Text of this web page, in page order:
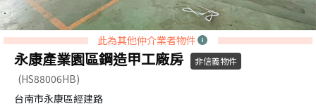
此為其他仲介業者物件
永康產業園區鋼造甲工廠房 非信義物件
(HS88006HB)
台南市永康區經建路